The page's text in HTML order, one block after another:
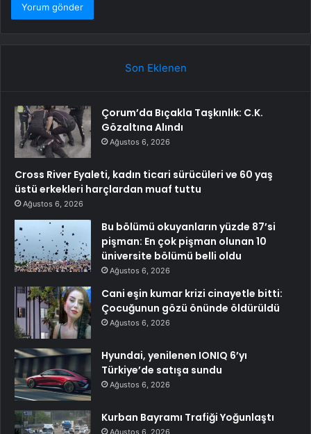
Son Eklenen
Çorum’da Bıçakla Taşkınlık: C.K.
Gözaltına Alındı
Ağustos 6, 2026
Cross River Eyaleti, kadın ticari sürücüleri ve 60 yaş
üstü erkekleri harçlardan muaf tuttu
Ağustos 6, 2026
Bu bölümü okuyanların yüzde 87’si
pişman: En çok pişman olunan 10
üniversite bölümü belli oldu
Ağustos 6, 2026
Cani eşin kumar krizi cinayetle bitti:
Çocuğunun gözü önünde öldürüldü
Ağustos 6, 2026
Hyundai, yenilenen IONIQ 6’yı
Türkiye’de satışa sundu
Ağustos 6, 2026
Kurban Bayramı Trafiği Yoğunlaştı
Ağustos 6, 2026